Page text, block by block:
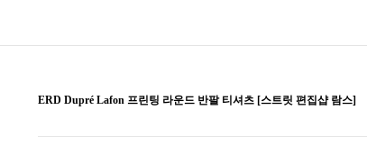
ERD Dupré Lafon 프린팅 라운드 반팔 티셔츠 [스트릿 편집샵 람스]